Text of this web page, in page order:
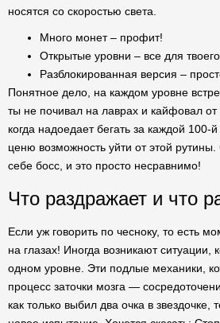
носятся со скоростью света.
Много монет – профит!
Открытые уровни – все для
Разблокированная версия –
Понятное дело, на каждом уровне
ты не почивал на лаврах и кайфовал
когда надоедает бегать за каждой
ценю возможность уйти от этой
себе босс, и это просто несравнимо!
Что раздражает и что
Если уж говорить по чесноку, то есть
на глазах! Иногда возникают ситуации,
одном уровне. Эти подлые механики,
процесс заточки мозга —
как только выбил два очка в звездочке,